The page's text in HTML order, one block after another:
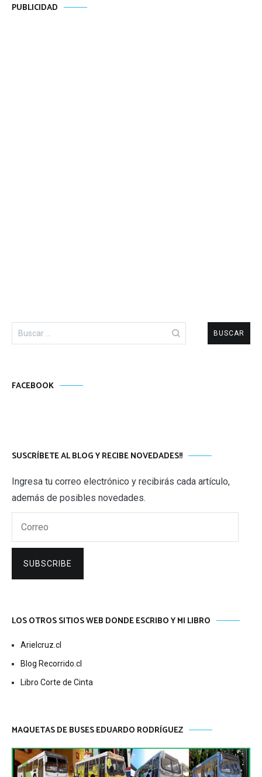
PUBLICIDAD
FACEBOOK
SUSCRÍBETE AL BLOG Y RECIBE NOVEDADES!!
Ingresa tu correo electrónico y recibirás cada artículo,
además de posibles novedades.
SUBSCRIBE
LOS OTROS SITIOS WEB DONDE ESCRIBO Y MI LIBRO
Arielcruz.cl
Blog Recorrido.cl
Libro Corte de Cinta
MAQUETAS DE BUSES EDUARDO RODRÍGUEZ